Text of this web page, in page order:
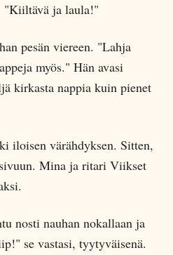
"Kiiltävä ja laula!"
pesän viereen. "Lahja
myös." Hän avasi
kirkasta nappia kuin pienet
iloisen värähdyksen. Sitten,
Mina ja ritari Viikset
nosti nauhan nokallaan ja
se vastasi, tyytyväisenä.